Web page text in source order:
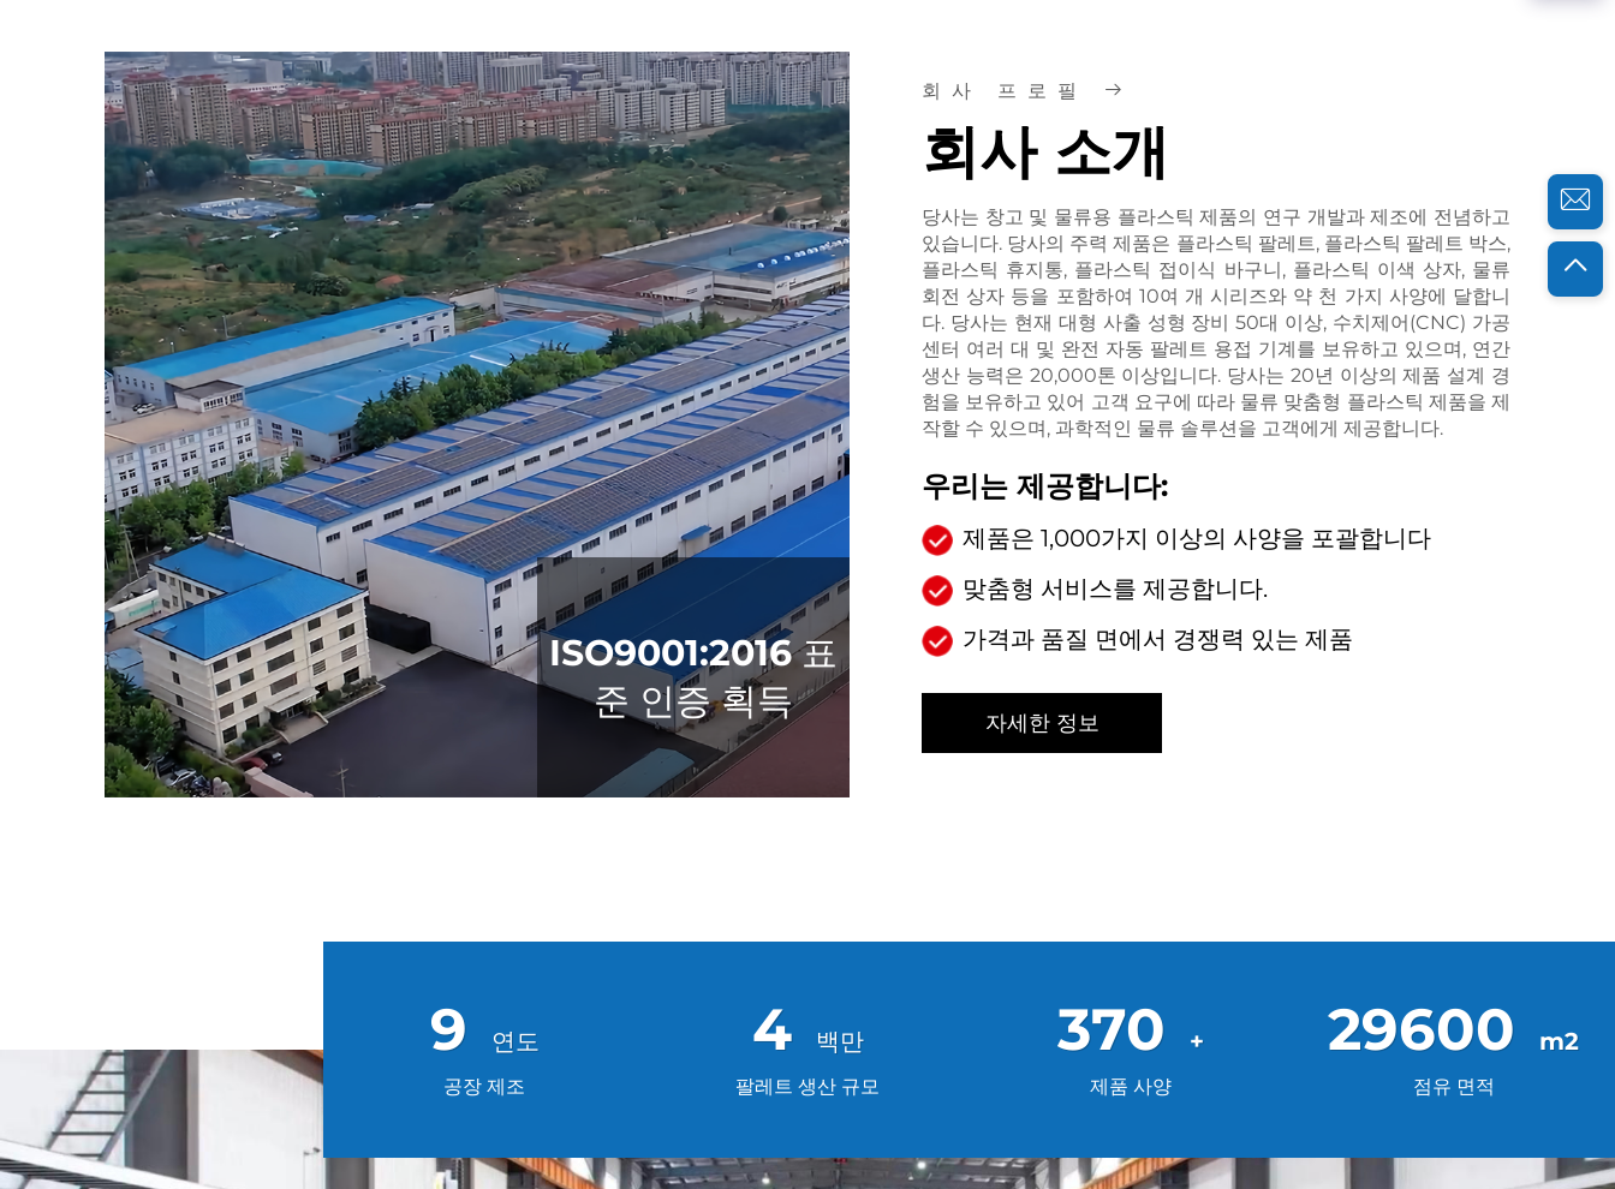
구사항도 충족합니다. 색상 분류 및 RFID 추적 등의 방법을 통
해 분류 및 관리 효율도 향상시킬 수 있습니다. 경사 삽입 방식
의 접이식 상자 및 회전 상자의 디자인은 운송 공간을 크게 절
약하고 배송 효율을 향상시킵니다.
ISO9001:2016 표
준 인증 획득
회사 프로필
회사 소개
당사는 창고 및 물류용 플라스틱 제품의 연구 개발과 제조에 전념하고
있습니다. 당사의 주력 제품은 플라스틱 팔레트, 플라스틱 팔레트 박스,
플라스틱 휴지통, 플라스틱 접이식 바구니, 플라스틱 이색 상자, 물류
회전 상자 등을 포함하여 10여 개 시리즈와 약 천 가지 사양에 달합니
다. 당사는 현재 대형 사출 성형 장비 50대 이상, 수치제어(CNC) 가공
센터 여러 대 및 완전 자동 팔레트 용접 기계를 보유하고 있으며, 연간
생산 능력은 20,000톤 이상입니다. 당사는 20년 이상의 제품 설계 경
험을 보유하고 있어 고객 요구에 따라 물류 맞춤형 플라스틱 제품을 제
작할 수 있으며, 과학적인 물류 솔루션을 고객에게 제공합니다.
우리는 제공합니다:
제품은 1,000가지 이상의 사양을 포괄합니다
맞춤형 서비스를 제공합니다.
가격과 품질 면에서 경쟁력 있는 제품
자세한 정보
20
공장 제조
9
팔레트 생산 규모
880
제품 사양
70400
점유 면적